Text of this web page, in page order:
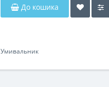
До кошика
Умивальник